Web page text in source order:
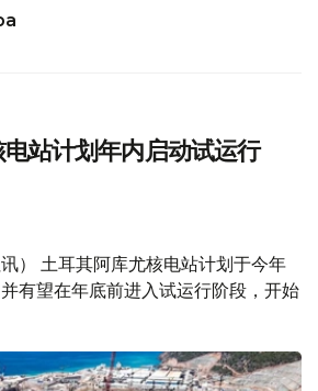
站计划年内启动试运行
讯） 土耳其阿库尤核电站计划于今年
有望在年底前进入试运行阶段，开始